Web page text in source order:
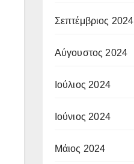
Σεπτέμβριος 2024
Αύγουστος 2024
Ιούλιος 2024
Ιούνιος 2024
Μάιος 2024